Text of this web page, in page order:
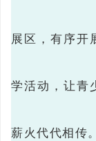
展区，有序开
学活动，让青
薪火代代相传。